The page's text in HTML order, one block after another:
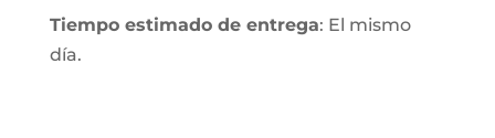
Tiempo estimado de entrega: El mismo
día.